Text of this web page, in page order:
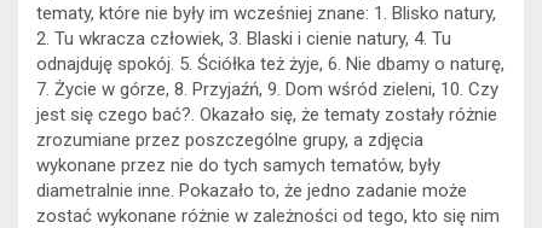
tematy, które nie były im wcześniej znane: 1. Blisko natury,
2. Tu wkracza człowiek, 3. Blaski i cienie natury, 4. Tu
odnajduję spokój. 5. Ściółka też żyje, 6. Nie dbamy o naturę,
7. Życie w górze, 8. Przyjaźń, 9. Dom wśród zieleni, 10. Czy
jest się czego bać?. Okazało się, że tematy zostały różnie
zrozumiane przez poszczególne grupy, a zdjęcia
wykonane przez nie do tych samych tematów, były
diametralnie inne. Pokazało to, że jedno zadanie może
zostać wykonane różnie w zależności od tego, kto się nim